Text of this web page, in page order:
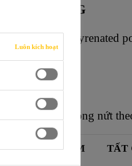
DỤNG
phần gốc Styrenated
bê tông không nứt
SẢN PHẨM TẤT
Luôn kích hoạt